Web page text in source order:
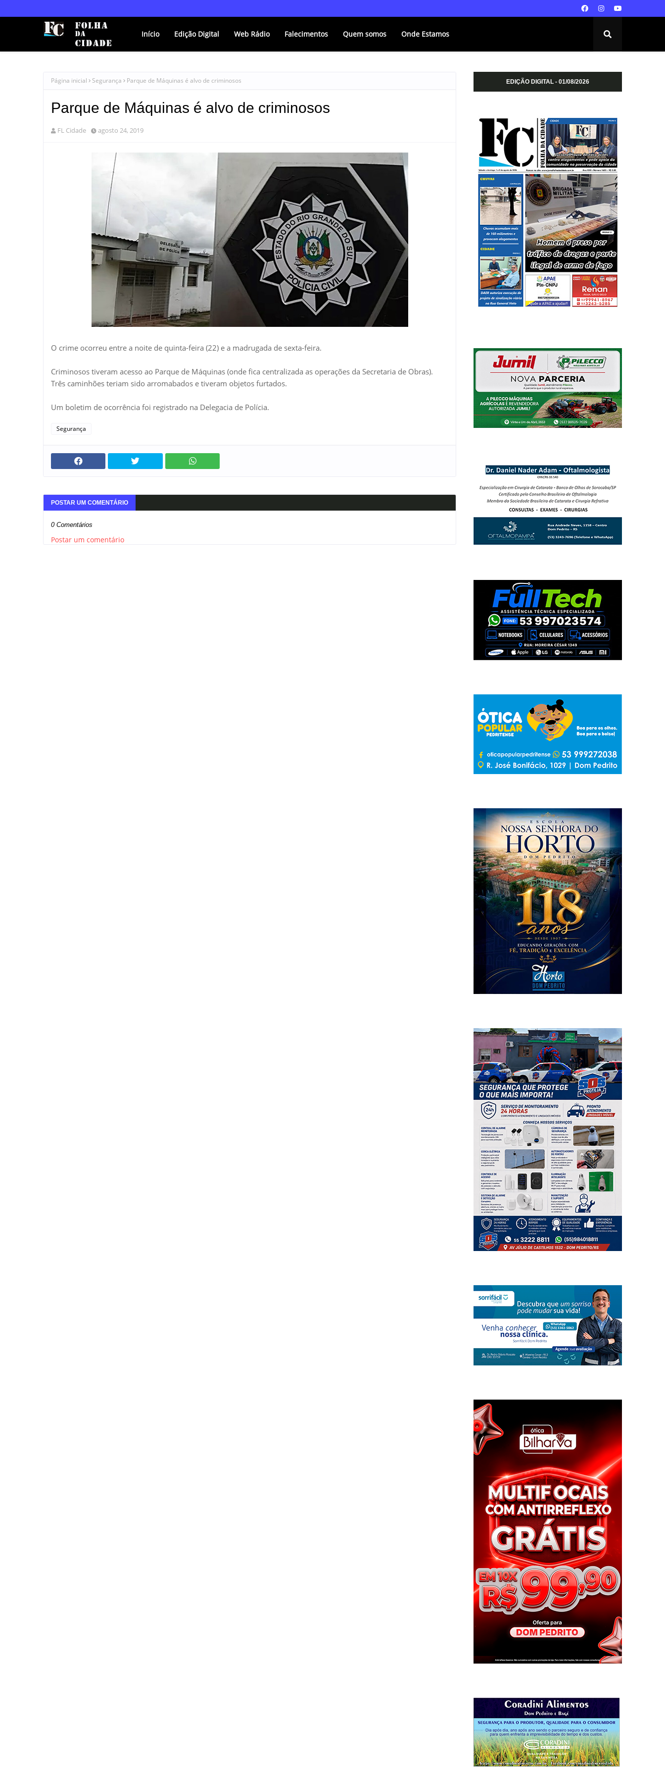
Início Edição Digital Web Rádio Falecimentos Quem somos Onde Estamos
Página inicial Segurança Parque de Máquinas é alvo de criminosos
Parque de Máquinas é alvo de criminosos
FL Cidade agosto 24, 2019
O crime ocorreu entre a noite de quinta-feira (22) e a madrugada de sexta-feira.
Criminosos tiveram acesso ao Parque de Máquinas (onde fica centralizada as operações da Secretaria de Obras).
Três caminhões teriam sido arromabados e tiveram objetos furtados.
Um boletim de ocorrência foi registrado na Delegacia de Polícia.
Segurança
POSTAR UM COMENTÁRIO
0 Comentários
Postar um comentário
EDIÇÃO DIGITAL - 01/08/2026